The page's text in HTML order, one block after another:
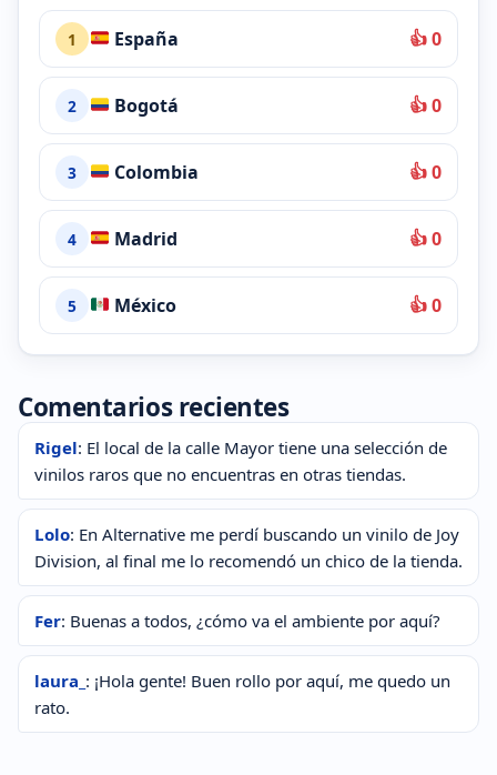
1 España 👍 0
2 Bogotá 👍 0
3 Colombia 👍 0
4 Madrid 👍 0
5 México 👍 0
Comentarios recientes
Rigel: El local de la calle Mayor tiene una selección de
vinilos raros que no encuentras en otras tiendas.
Lolo: En Alternative me perdí buscando un vinilo de Joy
Division, al final me lo recomendó un chico de la tienda.
Fer: Buenas a todos, ¿cómo va el ambiente por aquí?
laura_ : ¡Hola gente! Buen rollo por aquí, me quedo un
rato.